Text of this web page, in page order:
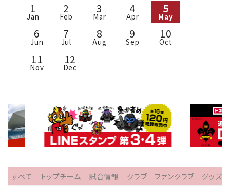
1
Jan
2
Feb
3
Mar
4
Apr
5
May
6
Jun
7
Jul
8
Aug
9
Sep
10
Oct
11
Nov
12
Dec
すべて トップチーム 試合情報 クラブ ファンクラブ グッズ